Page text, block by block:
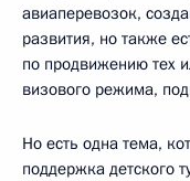
авиаперевозок,
развития, но также
по продвижению тех
визового режима,
Но есть одна тема,
поддержка детского